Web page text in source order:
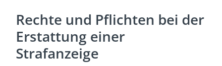
Rechte und Pflichten bei der
Erstattung einer
Strafanzeige